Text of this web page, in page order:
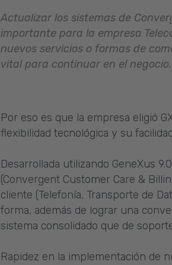
Actualizar los sistemas de
importante para la empresa
nuevos servicios o formas de
vital para continuar en el negocio.
Por eso es que la empresa eligió
flexibilidad tecnológica y su
Desarrollada utilizando GeneXus
(Convergent Customer Care &
cliente (Telefonía, Transporte de
forma, además de lograr una
sistema consolidado que de
Rapidez en la implementación de